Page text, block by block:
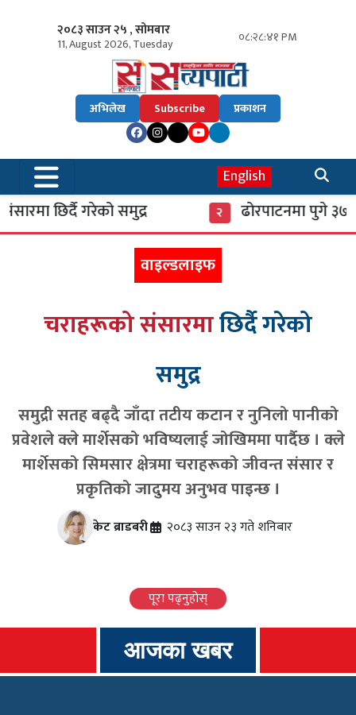
२०८३ साउन २५ , सोमबार
11, August 2026, Tuesday ०८:२८:४३ PM
अभिलेख Subscribe प्रकाशन
English
गरेको समुद्र
ढोरपाटनमा पुगे ३७ हजार
वाइल्डलाइफ
चराहरूकोसंसारमाछिर्दै गरेको
समुद्र
समुद्री सतह बढ्दै जाँदा तटीय कटान र नुनिलो पानीको
प्रवेशले क्ले मार्शेसको भविष्यलाई जोखिममा पार्दैछ । क्ले
मार्शेसको सिमसार क्षेत्रमा चराहरूको जीवन्त संसार र
प्रकृतिको जादुमय अनुभव पाइन्छ ।
केट ब्राडबरी २०८३ साउन २३ गते शनिबार
पूरा पढ्नुहोस्
आजका खबर